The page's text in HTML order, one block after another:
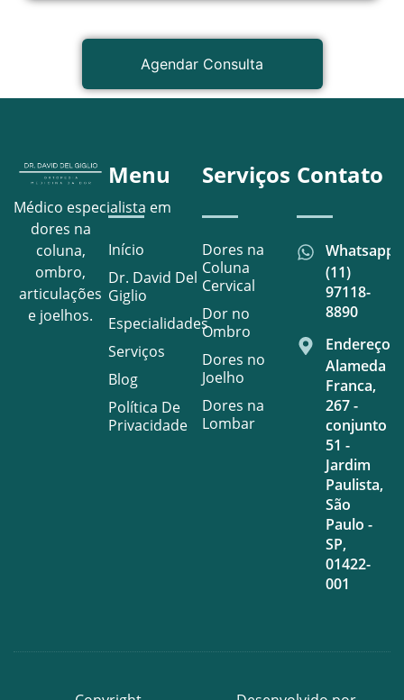
Agendar Consulta
Médico especialista em
dores na
coluna,
ombro,
articulações
e joelhos.
Menu
Início
Dr. David Del
Giglio
Especialidades
Serviços
Blog
Política De
Privacidade
Serviços
Dores na
Coluna
Cervical
Dor no
Ombro
Dores no
Joelho
Dores na
Lombar
Contato
Whatsapp
(11)
97118-
8890
Endereço
Alameda
Franca,
267 -
conjunto
51 -
Jardim
Paulista,
São
Paulo -
SP,
01422-
001